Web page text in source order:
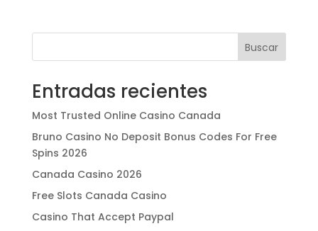
Buscar
Entradas recientes
Most Trusted Online Casino Canada
Bruno Casino No Deposit Bonus Codes For Free
Spins 2026
Canada Casino 2026
Free Slots Canada Casino
Casino That Accept Paypal